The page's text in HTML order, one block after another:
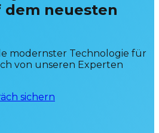
neuesten
modernster Technologie für
von unseren Experten
sichern